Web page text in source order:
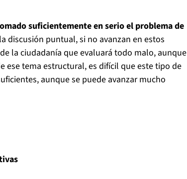
suficientemente en serio el problema de
discusión puntual, si no avanzan en estos
la ciudadanía que evaluará todo malo, aunque
ese tema estructural, es difícil que este tipo de
aunque se puede avanzar mucho